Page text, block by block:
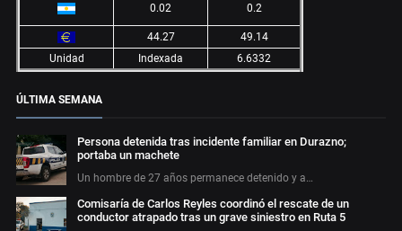
0.02 0.2
44.27
49.14
Unidad
Indexada 6.6332
ÚLTIMA SEMANA
Persona detenida tras incidente familiar en Durazno;
portaba un machete
Un hombre de 27 años permanece detenido y a…
Comisaría de Carlos Reyles coordinó el rescate de un
conductor atrapado tras un grave siniestro en Ruta 5